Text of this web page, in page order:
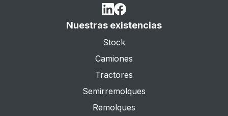
Nuestras existencias
Stock
Camiones
Tractores
Semirremolques
Remolques